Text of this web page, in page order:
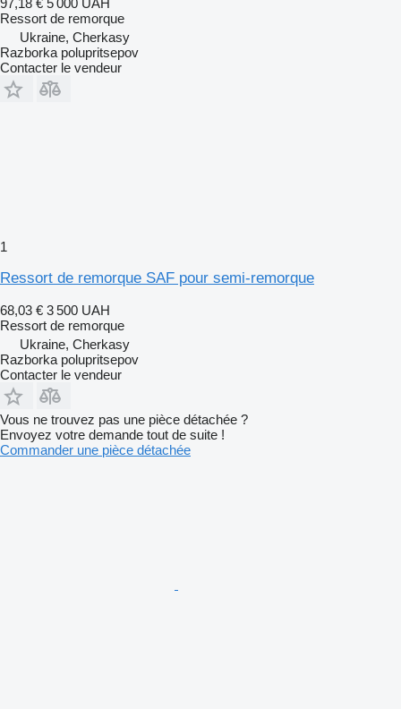
Ressort de remorque
Ukraine, Cherkasy
Razborka polupritsepov
Contacter le vendeur
1
Ressort de remorque SAF pour semi-remorque
68,03 € 3 500 UAH
Ressort de remorque
Ukraine, Cherkasy
Razborka polupritsepov
Contacter le vendeur
Vous ne trouvez pas une pièce détachée ?
Envoyez votre demande tout de suite !
Commander une pièce détachée